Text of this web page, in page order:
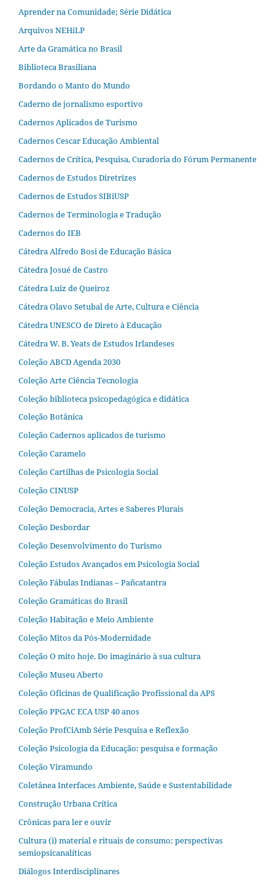
Aprender na Comunidade; Série Didática
Arquivos NEHiLP
Arte da Gramática no Brasil
Biblioteca Brasiliana
Bordando o Manto do Mundo
Caderno de jornalismo esportivo
Cadernos Aplicados de Turismo
Cadernos Cescar Educação Ambiental
Cadernos de Crítica, Pesquisa, Curadoria do Fórum Permanente
Cadernos de Estudos Diretrizes
Cadernos de Estudos SIBiUSP
Cadernos de Terminologia e Tradução
Cadernos do IEB
Cátedra Alfredo Bosi de Educação Básica
Cátedra Josué de Castro
Cátedra Luiz de Queiroz
Cátedra Olavo Setubal de Arte, Cultura e Ciência
Cátedra UNESCO de Direto à Educação
Cátedra W. B. Yeats de Estudos Irlandeses
Coleção ABCD Agenda 2030
Coleção Arte Ciência Tecnologia
Coleção biblioteca psicopedagógica e didática
Coleção Botânica
Coleção Cadernos aplicados de turismo
Coleção Caramelo
Coleção Cartilhas de Psicologia Social
Coleção CINUSP
Coleção Democracia, Artes e Saberes Plurais
Coleção Desbordar
Coleção Desenvolvimento do Turismo
Coleção Estudos Avançados em Psicologia Social
Coleção Fábulas Indianas – Pañcatantra
Coleção Gramáticas do Brasil
Coleção Habitação e Meio Ambiente
Coleção Mitos da Pós-Modernidade
Coleção O mito hoje. Do imaginário à sua cultura
Coleção Museu Aberto
Coleção Oficinas de Qualificação Profissional da APS
Coleção PPGAC ECA USP 40 anos
Coleção ProfCiAmb Série Pesquisa e Reflexão
Coleção Psicologia da Educação: pesquisa e formação
Coleção Viramundo
Coletânea Interfaces Ambiente, Saúde e Sustentabilidade
Construção Urbana Crítica
Crônicas para ler e ouvir
Cultura (i) material e rituais de consumo: perspectivas
semiopsicanalíticas
Diálogos Interdisciplinares